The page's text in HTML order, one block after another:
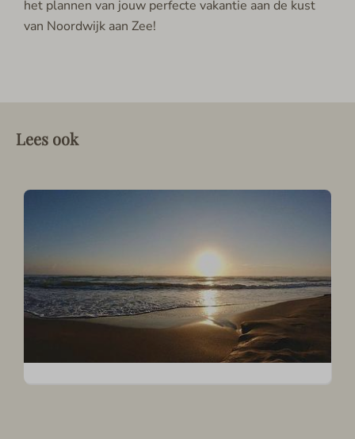
het plannen van jouw perfecte vakantie aan de kust
van Noordwijk aan Zee!
Lees ook